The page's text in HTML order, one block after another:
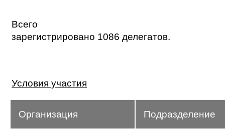
Всего
зарегистрировано 1086 делегатов.
Условия участия
Организация Подразделение